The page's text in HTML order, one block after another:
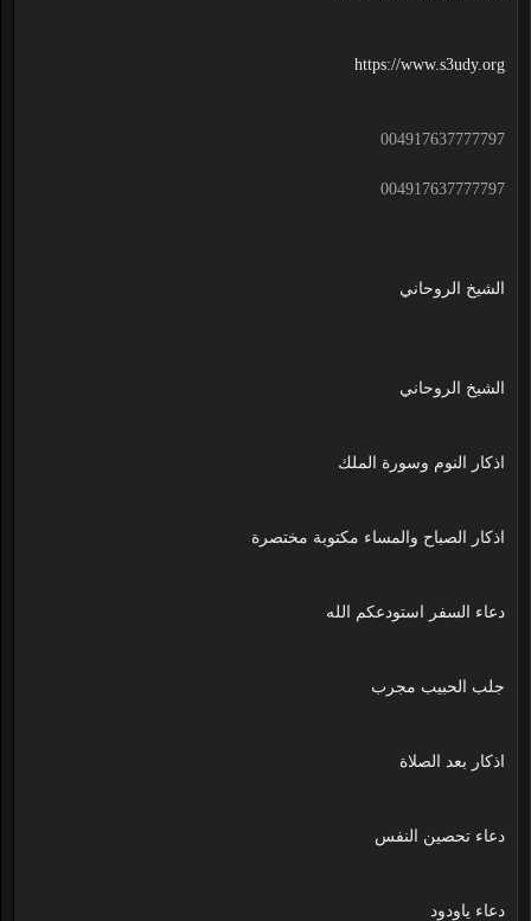
https://www.s3udy.org
004917637777797
004917637777797
الشيخ الروحاني
الشيخ الروحاني
اذكار النوم وسورة الملك
اذكار الصباح والمساء مكتوبة مختصرة
دعاء السفر استودعكم الله
جلب الحبيب مجرب
اذكار بعد الصلاة
دعاء تحصين النفس
دعاء ياودود